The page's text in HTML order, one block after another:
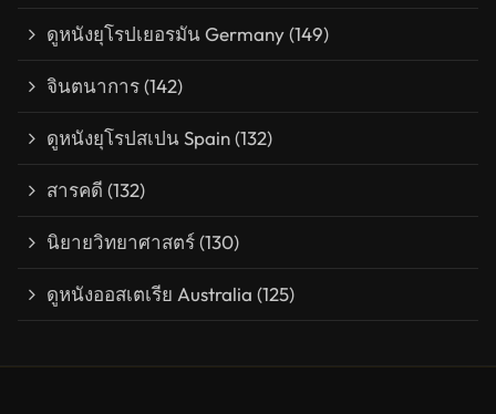
ดูหนังยุโรปเยอรมัน Germany(149)
จินตนาการ(142)
ดูหนังยุโรปสเปน Spain(132)
สารคดี (132)
นิยายวิทยาศาสตร์(130)
ดูหนังออสเตเรีย Australia (125)